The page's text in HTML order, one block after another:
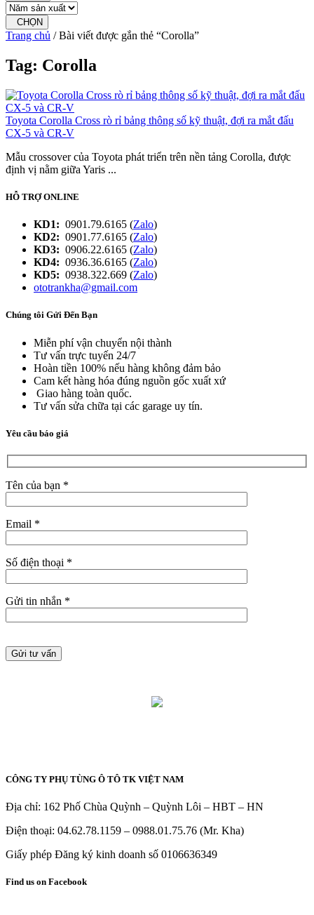
CHỌN
Trang chủ / Bài viết được gắn thẻ “Corolla”
Tag: Corolla
Toyota Corolla Cross rò rỉ bảng thông số kỹ thuật, đợi ra mắt đấu
CX-5 và CR-V
Mẫu crossover của Toyota phát triển trên nền tảng Corolla, được
định vị nằm giữa Yaris ...
HỖ TRỢ ONLINE
KD1: 0901.79.6165 (Zalo)
KD2: 0901.77.6165 (Zalo)
KD3: 0906.22.6165 (Zalo)
KD4: 0936.36.6165 (Zalo)
KD5: 0938.322.669 (Zalo)
ototrankha@gmail.com
Chúng tôi Gửi Đến Bạn
Miễn phí vận chuyển nội thành
Tư vấn trực tuyến 24/7
Hoàn tiền 100% nếu hàng không đảm bảo
Cam kết hàng hóa đúng nguồn gốc xuất xứ
Giao hàng toàn quốc.
Tư vấn sửa chữa tại các garage uy tín.
Yêu cầu báo giá
Tên của bạn *
Email *
Số điện thoại *
Gửi tin nhắn *
CÔNG TY PHỤ TÙNG Ô TÔ TK VIỆT NAM
Địa chỉ: 162 Phố Chùa Quỳnh – Quỳnh Lôi – HBT – HN
Điện thoại: 04.62.78.1159 – 0988.01.75.76 (Mr. Kha)
Giấy phép Đăng ký kinh doanh số 0106636349
Find us on Facebook